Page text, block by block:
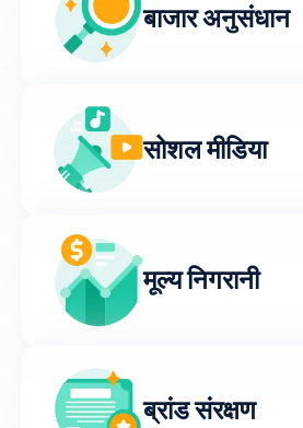
बाजार अनुसंधान
सोशल मीडिया
मूल्य निगरानी
ब्रांड संरक्षण